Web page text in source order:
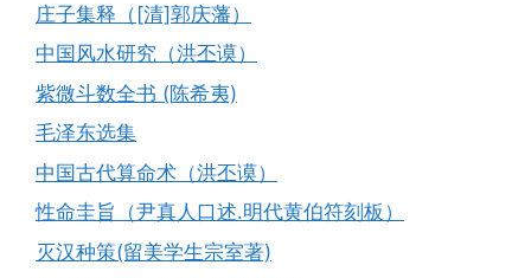
庄子集释（[清]郭庆藩）
中国风水研究（洪丕谟）
紫微斗数全书 (陈希夷)
毛泽东选集
中国古代算命术（洪丕谟）
性命圭旨（尹真人口述.明代黄伯符刻板）
灭汉种策(留美学生宗室著)